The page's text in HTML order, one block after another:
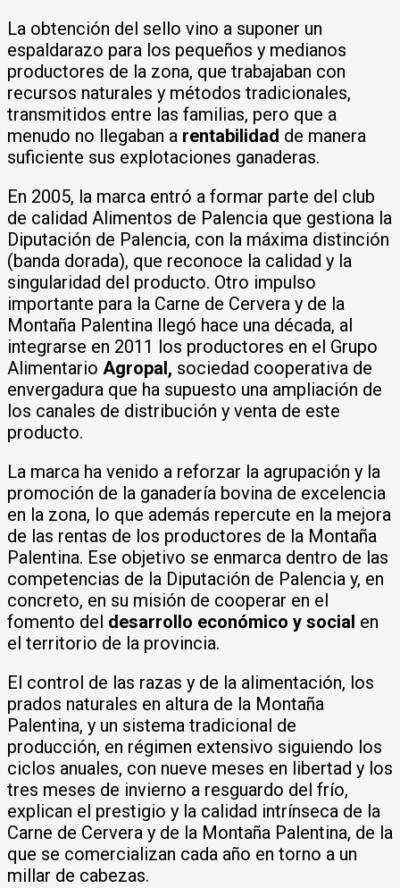
La obtención del sello vino a suponer un
espaldarazo para los pequeños y medianos
productores de la zona, que trabajaban con
recursos naturales y métodos tradicionales,
transmitidos entre las familias, pero que a
menudo no llegaban a rentabilidad de manera
suficiente sus explotaciones ganaderas.
En 2005, la marca entró a formar parte del club
de calidad Alimentos de Palencia que gestiona la
Diputación de Palencia, con la máxima distinción
(banda dorada), que reconoce la calidad y la
singularidad del producto. Otro impulso
importante para la Carne de Cervera y de la
Montaña Palentina llegó hace una década, al
integrarse en 2011 los productores en el Grupo
Alimentario Agropal, sociedad cooperativa de
envergadura que ha supuesto una ampliación de
los canales de distribución y venta de este
producto.
La marca ha venido a reforzar la agrupación y la
promoción de la ganadería bovina de excelencia
en la zona, lo que además repercute en la mejora
de las rentas de los productores de la Montaña
Palentina. Ese objetivo se enmarca dentro de las
competencias de la Diputación de Palencia y, en
concreto, en su misión de cooperar en el
fomento del desarrollo económico y social en
el territorio de la provincia.
El control de las razas y de la alimentación, los
prados naturales en altura de la Montaña
Palentina, y un sistema tradicional de
producción, en régimen extensivo siguiendo los
ciclos anuales, con nueve meses en libertad y los
tres meses de invierno a resguardo del frío,
explican el prestigio y la calidad intrínseca de la
Carne de Cervera y de la Montaña Palentina, de la
que se comercializan cada año en torno a un
millar de cabezas.